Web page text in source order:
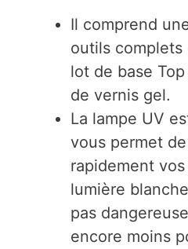
Il comprend
outils complets
lot de base
de vernis gel.
La lampe UV
vous permet
rapidement
lumière
pas
encore moins